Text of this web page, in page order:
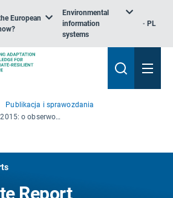
European
Environmental
information
systems
PL
Publikacja i sprawozdania
Mira Climate Report 2015: o obserwowanych i przyszłych zmianach klimatu we Flandrii i Belgii
Report